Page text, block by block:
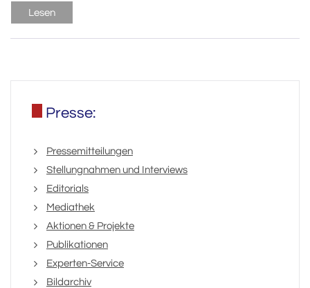
Lesen
Presse:
Pressemitteilungen
Stellungnahmen und Interviews
Editorials
Mediathek
Aktionen & Projekte
Publikationen
Experten-Service
Bildarchiv